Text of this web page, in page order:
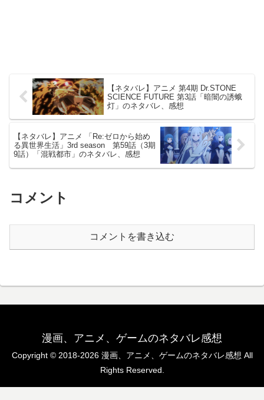
【ネタバレ】アニメ 第4期 Dr.STONE
SCIENCE FUTURE 第3話「暗闇の誘蛾
灯」のネタバレ、感想
【ネタバレ】アニメ 「Re:ゼロから始め
る異世界生活」3rd season 第59話（3期
9話）「混戦都市」のネタバレ、感想
コメント
コメントを書き込む
漫画、アニメ、ゲームのネタバレ感想
Copyright © 2018-2026 漫画、アニメ、ゲームのネタバレ感想 All
Rights Reserved.